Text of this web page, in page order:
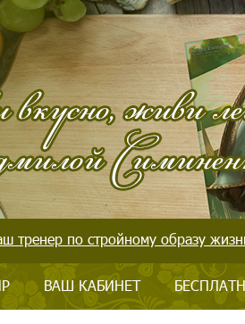
тренер по стройному образу
ВАШ КАБИНЕТ